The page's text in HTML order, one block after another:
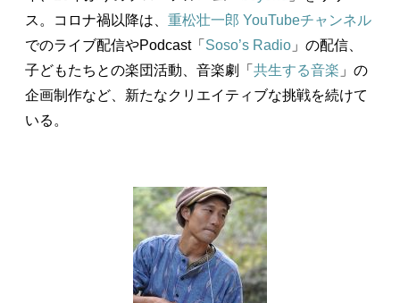
ス。コロナ禍以降は、 重松壮一郎 YouTubeチャンネル
でのライブ配信やPodcast「 Soso’s Radio 」の配信、
子どもたちとの楽団活動、音楽劇「 共生する音楽 」の
企画制作など、新たなクリエイティブな挑戦を続けて
いる。